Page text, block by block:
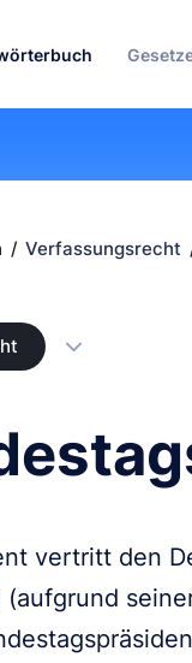
Verfassungsrecht
vertritt den
(aufgrund